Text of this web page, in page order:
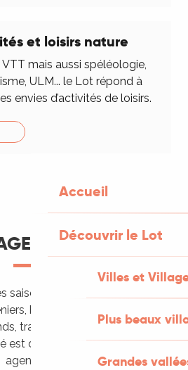
Accueil
Découvrir le Lot
Villes et
Plus beaux
Grandes
et loisirs nature
mais aussi spéléologie,
ULM... le Lot répond à
envies d’activités de loisirs.
saisons de ses animations :
brocantes, fêtes votives,
trails sportifs… Vous l’aurez
est de mise, alors tous à vos
agendas !